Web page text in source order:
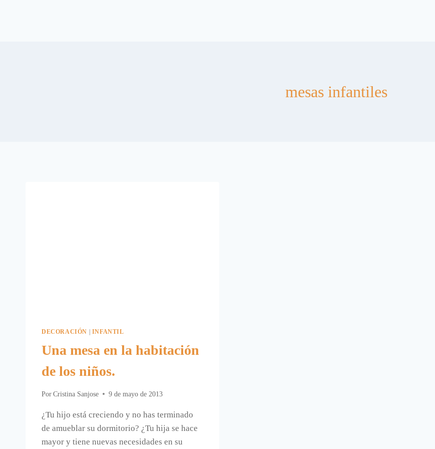
mesas infantiles
DECORACIÓN INFANTIL
Una mesa en la habitación
de los niños.
Por Cristina Sanjose 9 de mayo de 2013
¿Tu hijo está creciendo y no has terminado
de amueblar su dormitorio? ¿Tu hija se hace
mayor y tiene nuevas necesidades en su